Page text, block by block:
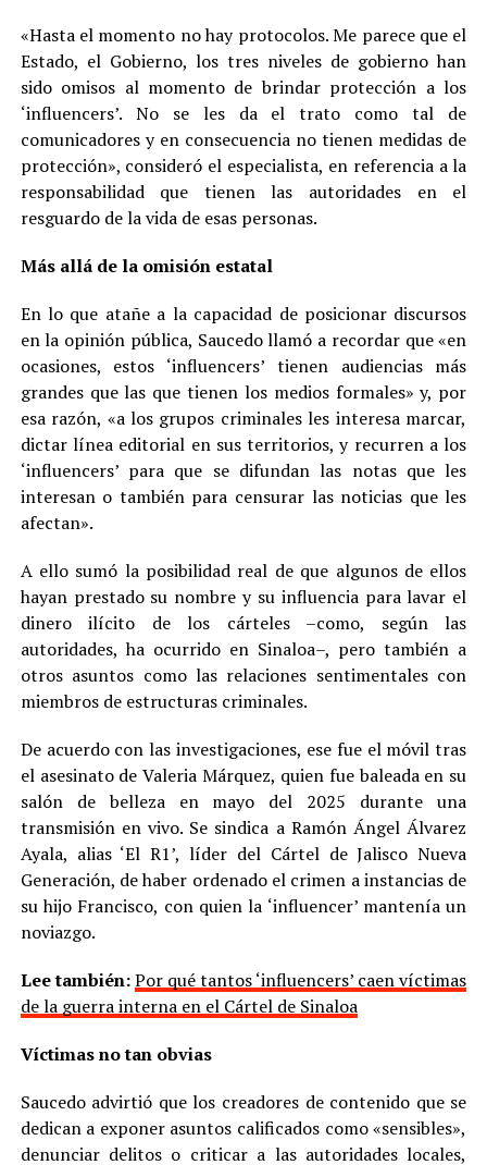
«Hasta el momento no hay protocolos. Me parece que el
Estado, el Gobierno, los tres niveles de gobierno han
sido omisos al momento de brindar protección a los
‘influencers’. No se les da el trato como tal de
comunicadores y en consecuencia no tienen medidas de
protección», consideró el especialista, en referencia a la
responsabilidad que tienen las autoridades en el
resguardo de la vida de esas personas.
Más allá de la omisión estatal
En lo que atañe a la capacidad de posicionar discursos
en la opinión pública, Saucedo llamó a recordar que «en
ocasiones, estos ‘influencers’ tienen audiencias más
grandes que las que tienen los medios formales» y, por
esa razón, «a los grupos criminales les interesa marcar,
dictar línea editorial en sus territorios, y recurren a los
‘influencers’ para que se difundan las notas que les
interesan o también para censurar las noticias que les
afectan».
A ello sumó la posibilidad real de que algunos de ellos
hayan prestado su nombre y su influencia para lavar el
dinero ilícito de los cárteles –como, según las
autoridades, ha ocurrido en Sinaloa–, pero también a
otros asuntos como las relaciones sentimentales con
miembros de estructuras criminales.
De acuerdo con las investigaciones, ese fue el móvil tras
el asesinato de Valeria Márquez, quien fue baleada en su
salón de belleza en mayo del 2025 durante una
transmisión en vivo. Se sindica a Ramón Ángel Álvarez
Ayala, alias ‘El R1’, líder del Cártel de Jalisco Nueva
Generación, de haber ordenado el crimen a instancias de
su hijo Francisco, con quien la ‘influencer’ mantenía un
noviazgo.
Lee también:Por qué tantos ‘influencers’ caen víctimas
de la guerra interna en el Cártel de Sinaloa
Víctimas no tan obvias
Saucedo advirtió que los creadores de contenido que se
dedican a exponer asuntos calificados como «sensibles»,
denunciar delitos o criticar a las autoridades locales,